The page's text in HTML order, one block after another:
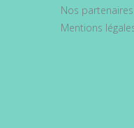
Nos
Mentions